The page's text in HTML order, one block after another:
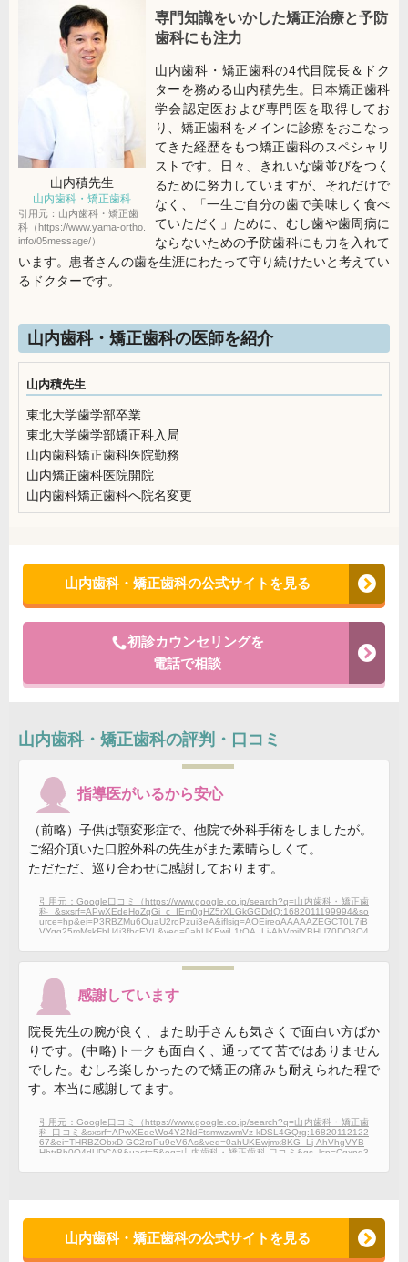
山内積先生
山内歯科・矯正歯科
引用元：山内歯科・矯正歯
科（https://www.yama-ortho.
info/05message/）
専門知識をいかした矯正治療と予防
歯科にも注力
山内歯科・矯正歯科の4代目院長＆ドク
ターを務める山内積先生。日本矯正歯科
学会認定医および専門医を取得してお
り、矯正歯科をメインに診療をおこなっ
てきた経歴をもつ矯正歯科のスペシャリ
ストです。日々、きれいな歯並びをつく
るために努力していますが、それだけで
なく、「一生ご自分の歯で美味しく食べ
ていただく」ために、むし歯や歯周病に
ならないための予防歯科にも力を入れて
います。患者さんの歯を生涯にわたって守り続けたいと考えてい
るドクターです。
山内歯科・矯正歯科の医師を紹介
山内積先生
東北大学歯学部卒業
東北大学歯学部矯正科入局
山内歯科矯正歯科医院勤務
山内矯正歯科医院開院
山内歯科矯正歯科へ院名変更
山内歯科・矯正歯科の公式サイトを見る
初診カウンセリングを
電話で相談
山内歯科・矯正歯科の評判・口コミ
指導医がいるから安心
（前略）子供は顎変形症で、他院で外科手術をしましたが。
ご紹介頂いた口腔外科の先生がまた素晴らしくて。
ただただ、巡り合わせに感謝しております。
引用元：Google口コミ（https://www.google.co.jp/search?q=山内歯科・矯正歯
科 &sxsrf=APwXEdeHoZqGi_c_IEm0gHZ5rXLGkGGDdQ:1682011199994&so
urce=hp&ei=P3RBZMu6OuaU2roPzui3eA&iflsig=AOEireoAAAAAZEGCT0L7iB
VYqg25mMskFhU4j3fbcEVL&ved=0ahUKEwiL1tOA_Lj-AhVmilYBHU70DQ8Q4
EB4yCQgAEB4QDxDxBDIICAAQBRAeEA86BwgjEOoCECc6BQgAEIAEUJYM
WJYOYL0uaAFwAHgAgAH2CIgBhAuSAQcyLTEuNy0xmAEAoAECoAEBsAE
K&sclient=gws-wiz#lrd=0x5f8fc2eb9541ac4b:0x45098b6b862c48df,1,,,,）
感謝しています
院長先生の腕が良く、また助手さんも気さくで面白い方ばか
りです。(中略)トークも面白く、通ってて苦ではありません
でした。むしろ楽しかったので矯正の痛みも耐えられた程で
す。本当に感謝してます。
引用元：Google口コミ（https://www.google.co.jp/search?q=山内歯科・矯正歯
科 口コミ&sxsrf=APwXEdeWo4Y2NdFtsmwzwmVz-kDSL4GQrg:16820112122
67&ei=THRBZObxD-GC2roPu9eV6As&ved=0ahUKEwjmx8KG_Lj-AhVhgVYB
HbtrBb0Q4dUDCA8&uact=5&oq=山内歯科・矯正歯科 口コミ&gs_lcp=Cgxnd3
IABAFEB4QDzoLCAAQBBAeEA8Q8QRKBAhBGABQ6QZY7xFglBRoAXABe
山内歯科・矯正歯科の公式サイトを見る